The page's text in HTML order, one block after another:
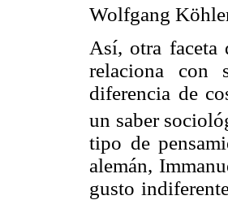
Wolfgang
Así, otra faceta
relaciona con
diferencia de
un saber
tipo de
alemán,
gusto